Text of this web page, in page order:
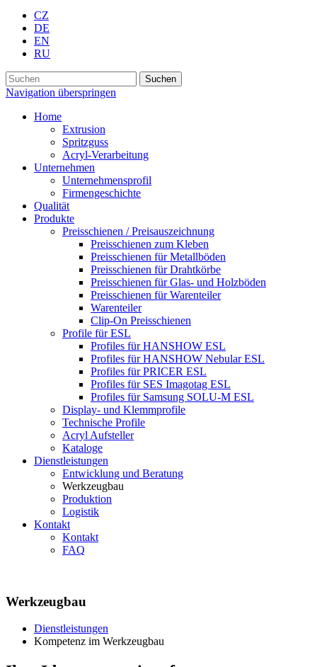
CZ
DE
EN
RU
Suchen
Navigation überspringen
Home
Extrusion
Spritzguss
Acryl-Verarbeitung
Unternehmen
Unternehmensprofil
Firmengeschichte
Qualität
Produkte
Preisschienen / Preisauszeichnung
Preisschienen zum Kleben
Preisschienen für Metallböden
Preisschienen für Drahtkörbe
Preisschienen für Glas- und Holzböden
Preisschienen für Warenteiler
Warenteiler
Clip-On Preisschienen
Profile für ESL
Profiles für HANSHOW ESL
Profiles für HANSHOW Nebular ESL
Profiles für PRICER ESL
Profiles für SES Imagotag ESL
Profiles für Samsung SOLU-M ESL
Display- und Klemmprofile
Technische Profile
Acryl Aufsteller
Kataloge
Dienstleistungen
Entwicklung und Beratung
Werkzeugbau
Produktion
Logistik
Kontakt
Kontakt
FAQ
Werkzeugbau
Dienstleistungen
Kompetenz im Werkzeugbau